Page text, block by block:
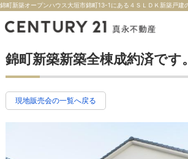
錦町新築新築全棟成約済です。
現地販売会の一覧へ戻る